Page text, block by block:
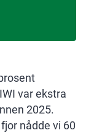
var ekstra
2025.
nådde vi 60